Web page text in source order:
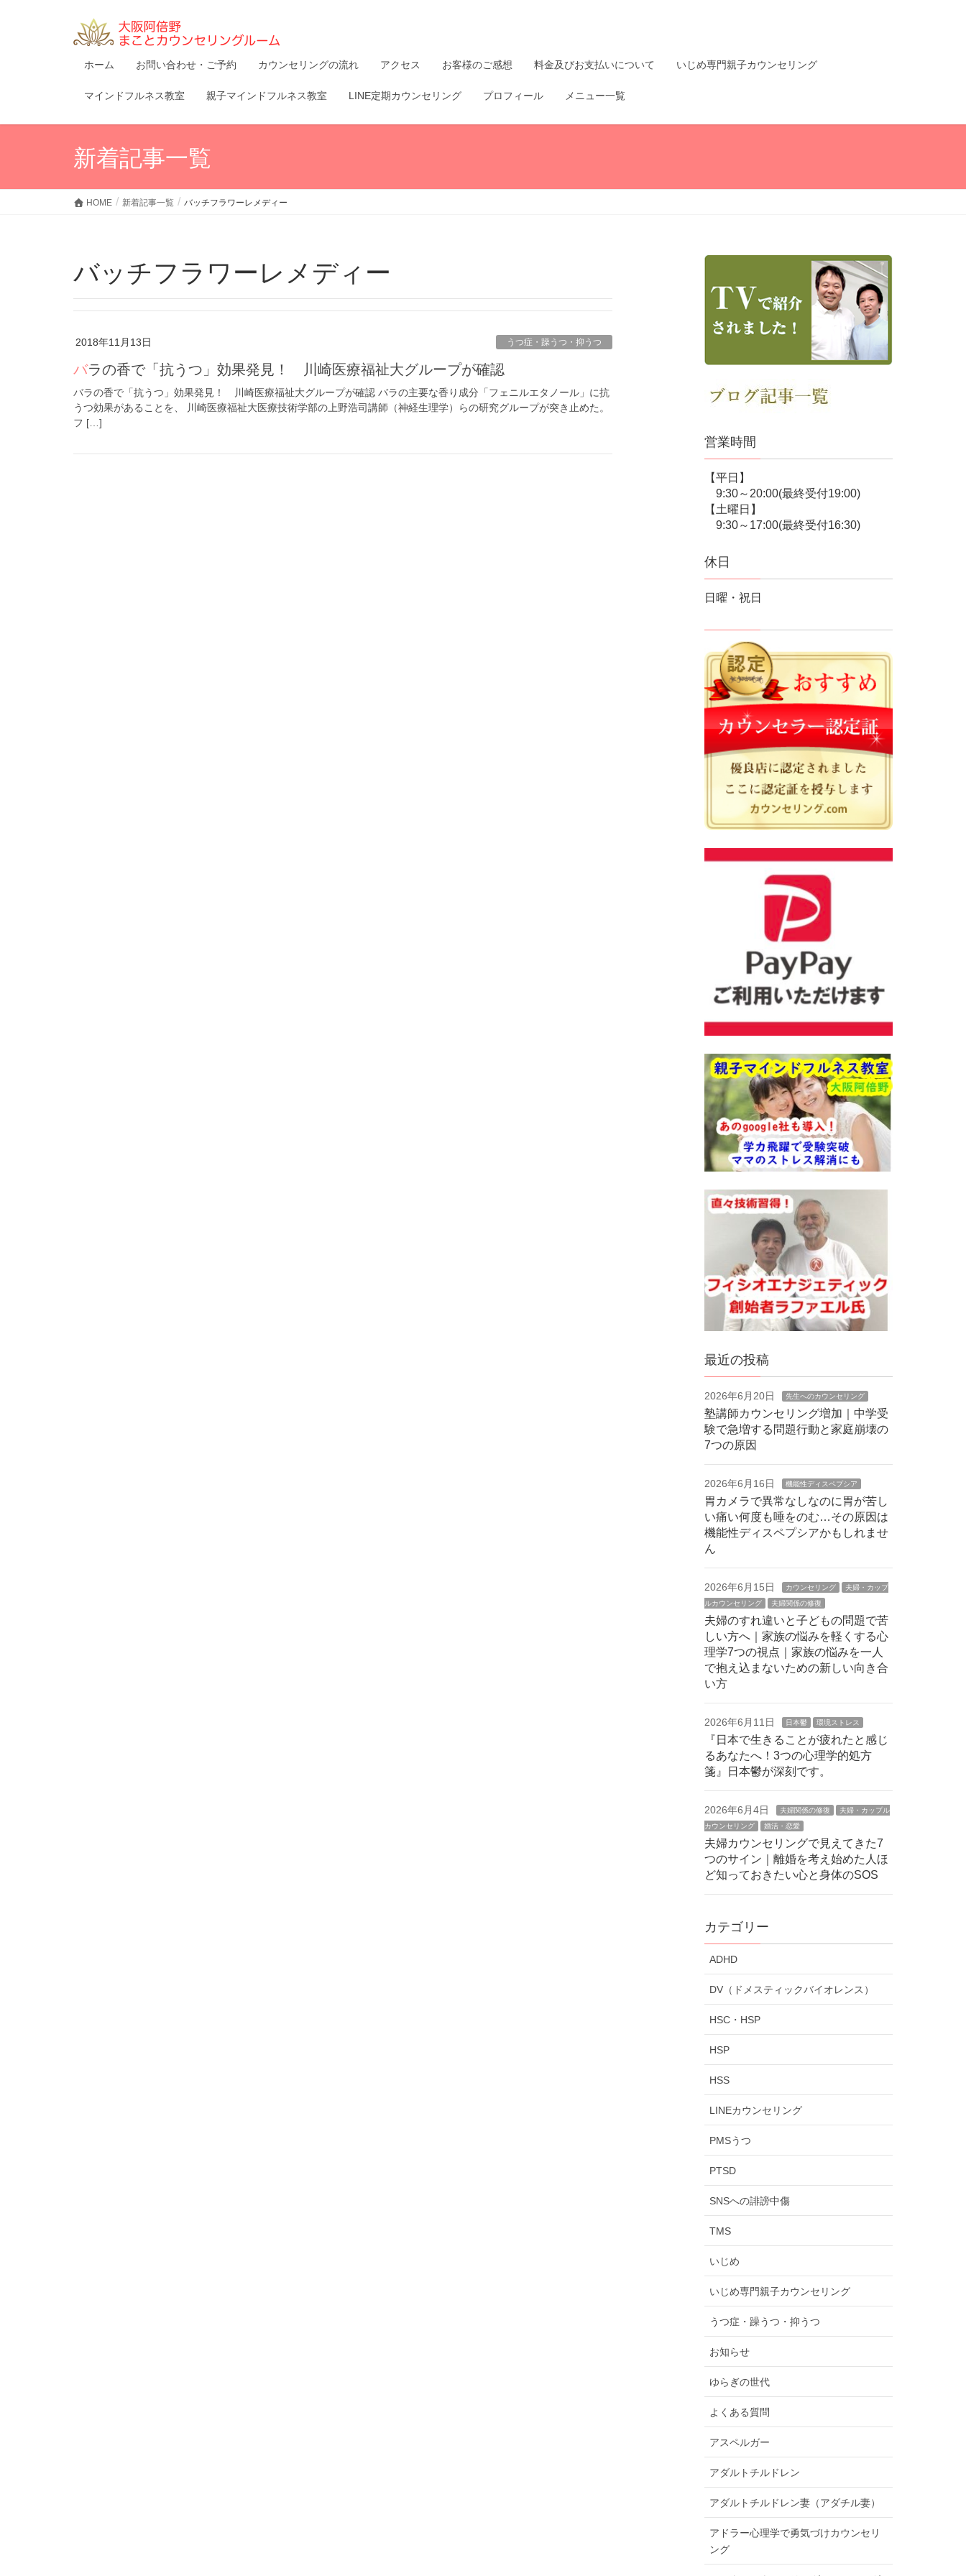
ホーム お問い合わせ・ご予約 カウンセリングの流れ アクセス お客様のご感想 料金及びお支払いについて いじめ専門親子カウンセリング
マインドフルネス教室 親子マインドフルネス教室 LINE定期カウンセリング プロフィール メニュー一覧
新着記事一覧
HOME 新着記事一覧 バッチフラワーレメディー
バッチフラワーレメディー
2018年11月13日 うつ症・躁うつ・抑うつ
バラの香で「抗うつ」効果発見！ 川崎医療福祉大グループが確認
バラの香で「抗うつ」効果発見！ 川崎医療福祉大グループが確認 バラの主要な香り成分「フェニルエタノール」に抗
うつ効果があることを、 川崎医療福祉大医療技術学部の上野浩司講師（神経生理学）らの研究グループが突き止めた。
フ […]
営業時間
【平日】
9:30～20:00(最終受付19:00)
【土曜日】
9:30～17:00(最終受付16:30)
休日
日曜・祝日
最近の投稿
2026年6月20日 先生へのカウンセリング
塾講師カウンセリング増加｜中学受
験で急増する問題行動と家庭崩壊の
7つの原因
2026年6月16日 機能性ディスペプシア
胃カメラで異常なしなのに胃が苦し
い痛い何度も唾をのむ…その原因は
機能性ディスペプシアかもしれませ
ん
2026年6月15日 カウンセリング
夫婦・カップ
ルカウンセリング
夫婦関係の修復
夫婦のすれ違いと子どもの問題で苦
しい方へ｜家族の悩みを軽くする心
理学7つの視点｜家族の悩みを一人
で抱え込まないための新しい向き合
い方
2026年6月11日 日本鬱 環境ストレス
『日本で生きることが疲れたと感じ
るあなたへ！3つの心理学的処方
箋』日本鬱が深刻です。
2026年6月4日 夫婦関係の修復
夫婦・カップル
カウンセリング
婚活・恋愛
夫婦カウンセリングで見えてきた7
つのサイン｜離婚を考え始めた人ほ
ど知っておきたい心と身体のSOS
カテゴリー
ADHD
DV（ドメスティックバイオレンス）
HSC・HSP
HSP
HSS
LINEカウンセリング
PMSうつ
PTSD
SNSへの誹謗中傷
TMS
いじめ
いじめ専門親子カウンセリング
うつ症・躁うつ・抑うつ
お知らせ
ゆらぎの世代
よくある質問
アスペルガー
アダルトチルドレン
アダルトチルドレン妻（アダチル妻）
アドラー心理学で勇気づけカウンセリ
ング